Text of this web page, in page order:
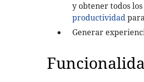
y obtener todos
productividad
Generar